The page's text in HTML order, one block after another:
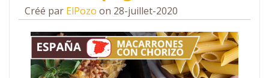
Créé par ElPozo on 28-juillet-2020